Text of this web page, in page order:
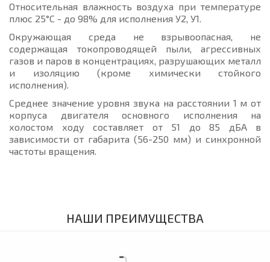
Относительная влажность воздуха при температуре
плюс 25°С - до 98% для исполнения У2, У1.
Окружающая среда не взрывоопасная, не
содержащая токопроводящей пыли, агрессивных
газов и паров в концентрациях, разрушающих металл
и изоляцию (кроме химически стойкого
исполнения).
Среднее значение уровня звука на расстоянии 1 м от
корпуса двигателя основного исполнения на
холостом ходу составляет от 51 до 85 дБА в
зависимости от габарита (56-250 мм) и синхронной
частоты вращения.
НАШИ ПРЕИМУЩЕСТВА